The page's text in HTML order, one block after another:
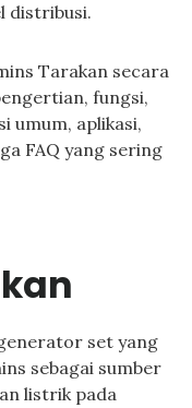
distribusi.
Tarakan secara
fungsi,
umum, aplikasi,
FAQ yang sering
set yang
sebagai sumber
listrik pada